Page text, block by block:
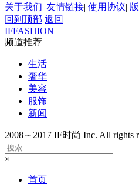
关于我们| 友情链接| 使用协议|
回到顶部 返回
IFFASHION
频道推荐
生活
奢华
美容
服饰
新闻
2008～2017 IF时尚 Inc. All rights
×
首页